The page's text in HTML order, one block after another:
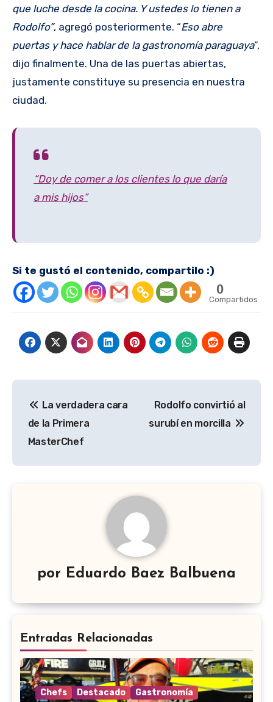
que luche desde la cocina. Y ustedes lo tienen a
Rodolfo”, agregó posteriormente. “Eso abre
puertas y hace hablar de la gastronomía paraguaya”,
dijo finalmente. Una de las puertas abiertas,
justamente constituye su presencia en nuestra
ciudad.
“Doy de comer a los clientes lo que daría
a mis hijos”
Si te gustó el contenido, compartilo :)
0
Compartidos
de
entradas
La verdadera cara
de la Primera
MasterChef
Rodolfo convirtió al
surubí en morcilla
por Eduardo Baez Balbuena
Entradas Relacionadas
Chefs Destacado Gastronomía